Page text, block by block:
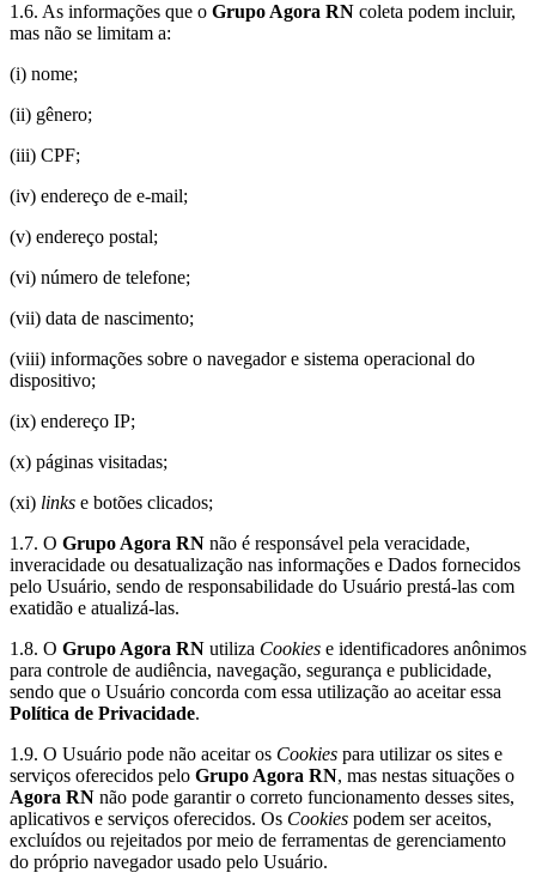
1.6. As informações que o Grupo Agora RN coleta podem incluir,
mas não se limitam a:
(i) nome;
(ii) gênero;
(iii) CPF;
(iv) endereço de e-mail;
(v) endereço postal;
(vi) número de telefone;
(vii) data de nascimento;
(viii) informações sobre o navegador e sistema operacional do
dispositivo;
(ix) endereço IP;
(x) páginas visitadas;
(xi) links e botões clicados;
1.7. O Grupo Agora RN não é responsável pela veracidade,
inveracidade ou desatualização nas informações e Dados fornecidos
pelo Usuário, sendo de responsabilidade do Usuário prestá-las com
exatidão e atualizá-las.
1.8. O Grupo Agora RN utiliza Cookies e identificadores anônimos
para controle de audiência, navegação, segurança e publicidade,
sendo que o Usuário concorda com essa utilização ao aceitar essa
Política de Privacidade.
1.9. O Usuário pode não aceitar os Cookies para utilizar os sites e
serviços oferecidos pelo Grupo Agora RN, mas nestas situações o
Agora RN não pode garantir o correto funcionamento desses sites,
aplicativos e serviços oferecidos. Os Cookies podem ser aceitos,
excluídos ou rejeitados por meio de ferramentas de gerenciamento
do próprio navegador usado pelo Usuário.